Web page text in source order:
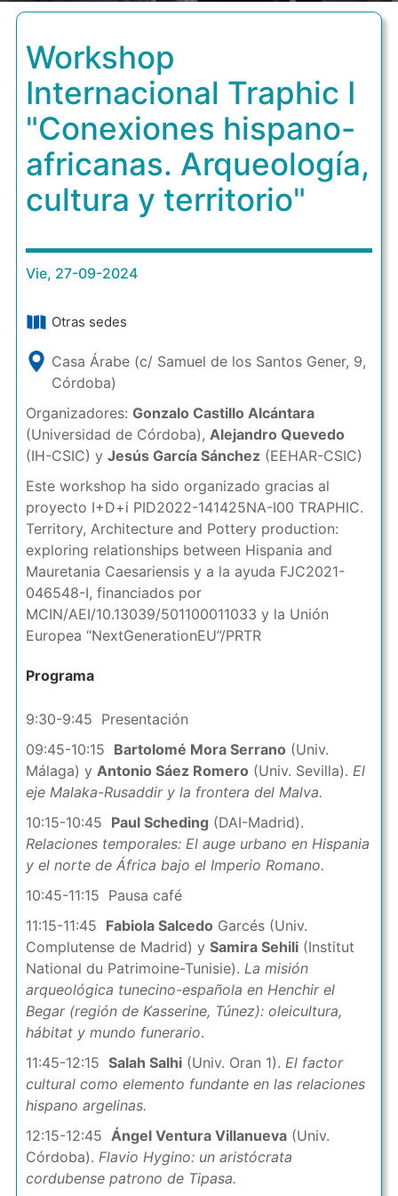
Workshop
Internacional Traphic I
"Conexiones hispano-
africanas. Arqueología,
cultura y territorio"
Vie, 27-09-2024
Otras sedes
Casa Árabe (c/ Samuel de los Santos Gener, 9,
Córdoba)
Organizadores: Gonzalo Castillo Alcántara
(Universidad de Córdoba), Alejandro Quevedo
(IH-CSIC) y Jesús García Sánchez(EEHAR-CSIC)
Este workshop ha sido organizado gracias al
proyecto I+D+i PID2022-141425NA-I00 TRAPHIC.
Territory, Architecture and Pottery production:
exploring relationships between Hispania and
Mauretania Caesariensis y a la ayuda FJC2021-
046548-I, financiados por
MCIN/AEI/10.13039/501100011033 y la Unión
Europea “NextGenerationEU”/PRTR
Programa
9:30-9:45 Presentación
09:45-10:15 Bartolomé Mora Serrano (Univ.
Málaga) y Antonio Sáez Romero (Univ. Sevilla). El
eje Malaka-Rusaddir y la frontera del Malva.
10:15-10:45 Paul Scheding (DAI-Madrid).
Relaciones temporales: El auge urbano en Hispania
y el norte de África bajo el Imperio Romano.
10:45-11:15 Pausa café
11:15-11:45 Fabiola Salcedo Garcés (Univ.
Complutense de Madrid) y Samira Sehili(Institut
National du Patrimoine-Tunisie). La misión
arqueológica tunecino-española en Henchir el
Begar (región de Kasserine, Túnez): oleicultura,
hábitat y mundo funerario.
11:45-12:15 Salah Salhi(Univ. Oran 1). El factor
cultural como elemento fundante en las relaciones
hispano argelinas.
12:15-12:45 Ángel Ventura Villanueva(Univ.
Córdoba). Flavio Hygino: un aristócrata
cordubense patrono de Tipasa.